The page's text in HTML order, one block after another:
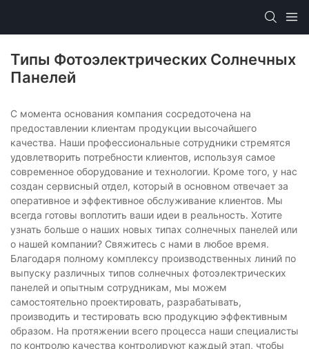
Типы Фотоэлектрических Солнечных
Панелей
С момента основания компания сосредоточена на
предоставлении клиентам продукции высочайшего
качества. Наши профессиональные сотрудники стремятся
удовлетворить потребности клиентов, используя самое
современное оборудование и технологии. Кроме того, у нас
создан сервисный отдел, который в основном отвечает за
оперативное и эффективное обслуживание клиентов. Мы
всегда готовы воплотить ваши идеи в реальность. Хотите
узнать больше о наших новых типах солнечных панелей или
о нашей компании? Свяжитесь с нами в любое время.
Благодаря полному комплексу производственных линий по
выпуску различных типов солнечных фотоэлектрических
панелей и опытным сотрудникам, мы можем
самостоятельно проектировать, разрабатывать,
производить и тестировать всю продукцию эффективным
образом. На протяжении всего процесса наши специалисты
по контролю качества контролируют каждый этап, чтобы